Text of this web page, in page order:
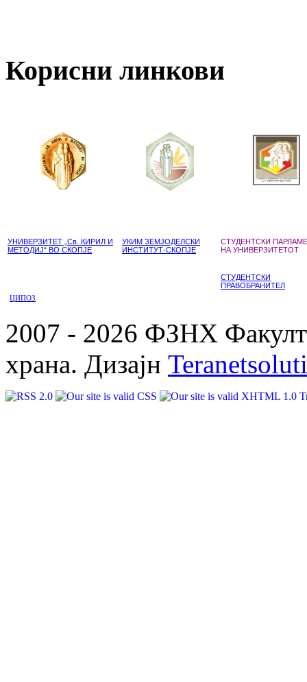
Корисни линкови
УНИВЕРЗИТЕТ „Св. КИРИЛ И
МЕТОДИЈ“ ВО СКОПЈЕ
УКИМ ЗЕМЈОДЕЛСКИ
ИНСТИТУТ-СКОПЈЕ
СТУДЕНТСКИ
НА УНИВЕРЗИТЕТОТ
СТУДЕНТСКИ
ПРАВОБРАНИТЕЛ
ЦИПОЗ
2007 - 2026 ФЗНХ
храна. Дизајн